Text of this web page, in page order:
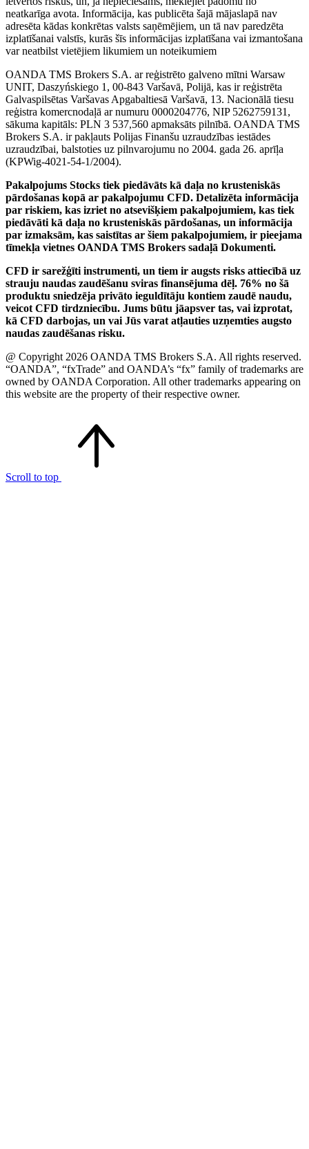
neatkarīga avota. Informācija, kas publicēta šajā mājaslapā nav
adresēta kādas konkrētas valsts saņēmējiem, un tā nav paredzēta
izplatīšanai valstīs, kurās šīs informācijas izplatīšana vai izmantošana
var neatbilst vietējiem likumiem un noteikumiem
OANDA TMS Brokers S.A. ar reģistrēto galveno mītni Warsaw
UNIT, Daszyńskiego 1, 00-843 Varšavā, Polijā, kas ir reģistrēta
Galvaspilsētas Varšavas Apgabaltiesā Varšavā, 13. Nacionālā tiesu
reģistra komercnodaļā ar numuru 0000204776, NIP 5262759131,
sākuma kapitāls: PLN 3 537,560 apmaksāts pilnībā. OANDA TMS
Brokers S.A. ir pakļauts Polijas Finanšu uzraudzības iestādes
uzraudzībai, balstoties uz pilnvarojumu no 2004. gada 26. aprīļa
(KPWig-4021-54-1/2004).
Pakalpojums Stocks tiek piedāvāts kā daļa no krusteniskās
pārdošanas kopā ar pakalpojumu CFD. Detalizēta informācija
par riskiem, kas izriet no atsevišķiem pakalpojumiem, kas tiek
piedāvāti kā daļa no krusteniskās pārdošanas, un informācija
par izmaksām, kas saistītas ar šiem pakalpojumiem, ir pieejama
tīmekļa vietnes OANDA TMS Brokers sadaļā Dokumenti.
CFD ir sarežģīti instrumenti, un tiem ir augsts risks attiecībā uz
strauju naudas zaudēšanu sviras finansējuma dēļ. 76% no šā
produktu sniedzēja privāto ieguldītāju kontiem zaudē naudu,
veicot CFD tirdzniecību. Jums būtu jāapsver tas, vai izprotat,
kā CFD darbojas, un vai Jūs varat atļauties uzņemties augsto
naudas zaudēšanas risku.
@ Copyright 2026 OANDA TMS Brokers S.A. All rights reserved.
“OANDA”, “fxTrade” and OANDA’s “fx” family of trademarks are
owned by OANDA Corporation. All other trademarks appearing on
this website are the property of their respective owner.
Scroll to top